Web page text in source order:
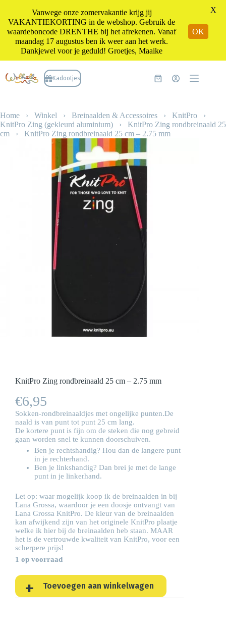
naar
de
Kadootjes Winkelwagen
Home › Winkel › Breinaalden & Accessoires › KnitPro ›
KnitPro Zing (gekleurd aluminium) › KnitPro Zing rondbreinaald 25
cm › KnitPro Zing rondbreinaald 25 cm – 2.75 mm
KnitPro Zing rondbreinaald 25 cm – 2.75 mm
€6,95
Sokken-rondbreinaaldjes met ongelijke punten.De
naald is van punt tot punt 25 cm lang.
De kortere punt is fijn om de steken die nog gebreid
gaan worden snel te kunnen doorschuiven.
Ben je rechtshandig? Hou dan de langere punt
in je rechterhand.
Ben je linkshandig? Dan brei je met de lange
punt in je linkerhand.
Let op: waar mogelijk koop ik de breinaalden in bij
Lana Grossa, waardoor je een doosje ontvangt van
Lana Grossa KnitPro. De kleur van de breinaalden
kan afwijkend zijn van het originele KnitPro plaatje
welke ik hier bij de breinaalden heb staan. MAAR
het is de vertrouwde kwaliteit van KnitPro, voor een
scherpere prijs!
1 op voorraad
Toevoegen aan winkelwagen
Vanwege onze zomervakantie krijg jij
VAKANTIEKORTING in de webshop. Gebruik de
waardeboncode DRENTHE bij het afrekenen. Vanaf
maandag 17 augustus ben ik weer aan het werk.
Dankjewel voor je geduld! Groetjes, Maaike
OK
X